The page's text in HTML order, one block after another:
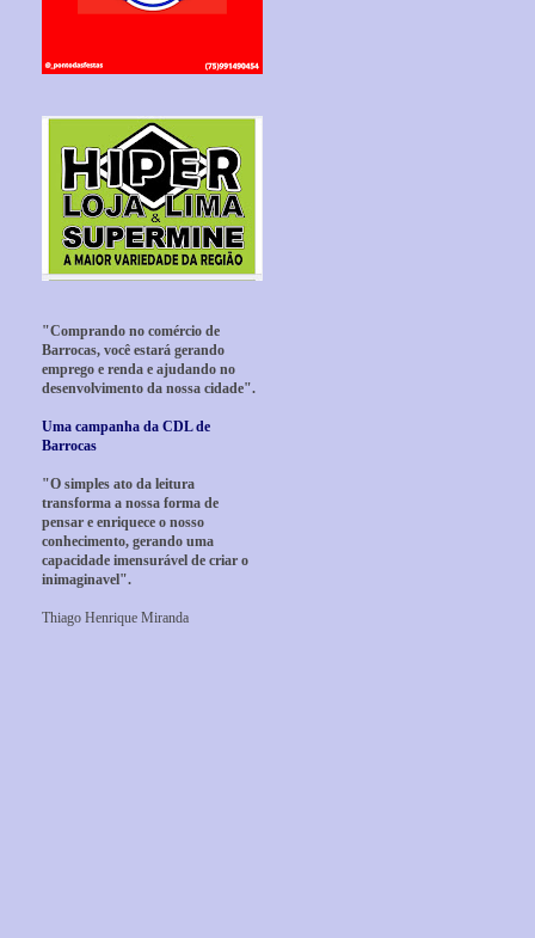
"Comprando no comércio de
Barrocas, você estará gerando
emprego e renda e ajudando no
desenvolvimento da nossa cidade".
Uma campanha da CDL de
Barrocas
"O simples ato da leitura
transforma a nossa forma de
pensar e enriquece o nosso
conhecimento, gerando uma
capacidade imensurável de criar o
inimaginavel".
Thiago Henrique Miranda